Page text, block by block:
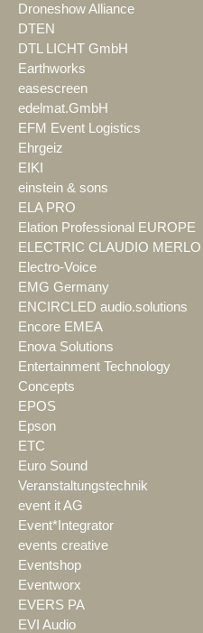
Droneshow Alliance
DTEN
DTL LICHT GmbH
Earthworks
easescreen
edelmat.GmbH
EFM Event Logistics
Ehrgeiz
EIKI
einstein & sons
ELA PRO
Elation Professional EUROPE
ELECTRIC CLAUDIO MERLO
Electro-Voice
EMG Germany
ENCIRCLED audio.solutions
Encore EMEA
Enova Solutions
Entertainment Technology
Concepts
EPOS
Epson
ETC
Euro Sound
Veranstaltungstechnik
event it AG
Event*Integrator
events creative
Eventshop
Eventworx
EVERS PA
EVI Audio